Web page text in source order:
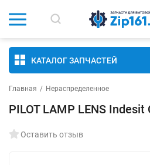
КАТАЛОГ ЗАПЧАСТЕЙ
Главная / Нераспределенное
PILOT LAMP LENS Indesit
Оставить отзыв